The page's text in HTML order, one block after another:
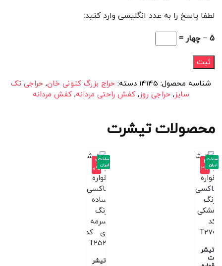
لطفا پاسخ را به عدد انگلیسی وارد کنید:
5 − چهار =
شناسه محصول: 14145 دسته: حراج بزرگ کتونی خان, حراجی تک
سایز, حراجی روز, کفش راحتی مردانه, کفش مردانه
محصولات تیشرت
-3
2%
تیشر
ت
ساخت
ایران
-4
0%
تیشر
ساخت
ایران